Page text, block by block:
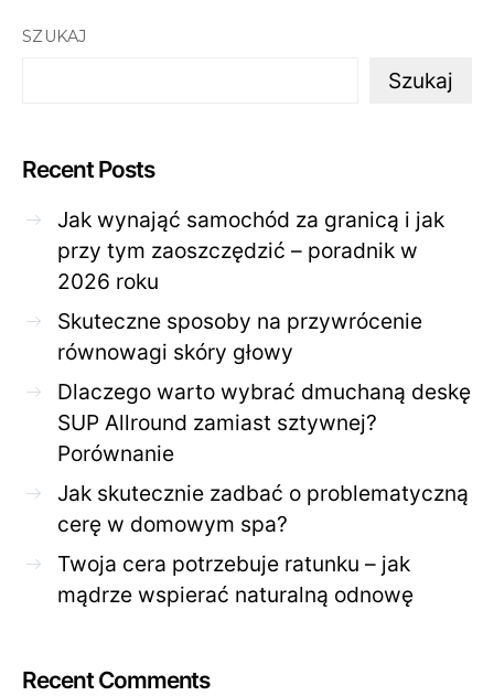
SZUKAJ
Szukaj
Recent Posts
Jak wynająć samochód za granicą i jak
przy tym zaoszczędzić – poradnik w
2026 roku
Skuteczne sposoby na przywrócenie
równowagi skóry głowy
Dlaczego warto wybrać dmuchaną deskę
SUP Allround zamiast sztywnej?
Porównanie
Jak skutecznie zadbać o problematyczną
cerę w domowym spa?
Twoja cera potrzebuje ratunku – jak
mądrze wspierać naturalną odnowę
Recent Comments